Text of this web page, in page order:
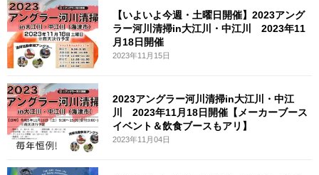
【いよいよ今週・土曜日開催】2023アング
ラー河川清掃in大江川・中江川 2023年11
月18日開催
2023年11月15日
2023アングラー河川清掃in大江川・中江
川 2023年11月18日開催【メーカーブース
イベント＆飲食ブースもアリ】
2023年11月04日